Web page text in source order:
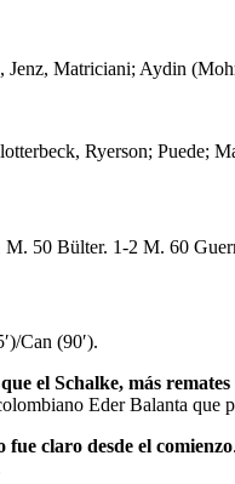
Jenz, Matriciani; Aydin
Ryerson; Puede;
50 Bülter. 1-2 M. 60
Can (90′).
el Schalke, más
Eder Balanta que
claro desde el comienzo